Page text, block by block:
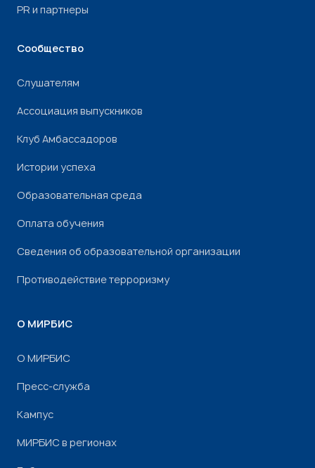
PR и партнеры
Сообщество
Слушателям
Ассоциация выпускников
Клуб Амбассадоров
Истории успеха
Образовательная среда
Оплата обучения
Сведения об образовательной организации
Противодействие терроризму
О МИРБИС
О МИРБИС
Пресс-служба
Кампус
МИРБИС в регионах